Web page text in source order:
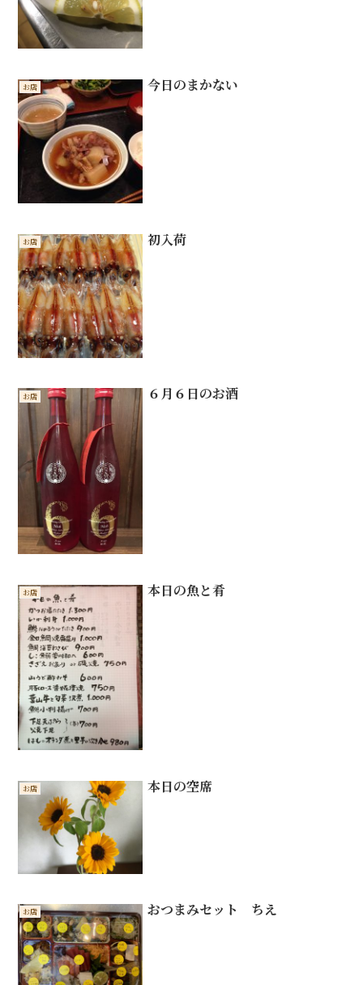
お店 今日のまかない
お店 初入荷
お店 ６月６日のお酒
お店 本日の魚と肴
お店 本日の空席
お店 おつまみセット ちえ